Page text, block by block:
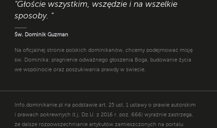
"Głoście wszystkim, wszędzie i na wszelkie
sposoby. "
Św. Dominik Guzman
Na oficjalnej stronie polskich dominikanów, chcemy podejmować misję
św. Dominika: pragnienie odważnego głoszenia Boga, budowanie życia
we wspólnocie oraz poszukiwania prawdy w świecie.
Info.dominikanie.pl na podstawie art. 25 ust. 1 ustawy o prawie autorskim
i prawach pokrewnych (t.j. Dz.U. z 2016 r. poz. 666) wyraźnie zastrzega,
że dalsze rozpowszechnianie artykułów zamieszczonych na portalu